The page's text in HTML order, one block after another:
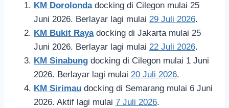
KM Dorolondadocking di Cilegon mulai 25
Juni 2026. Berlayar lagi mulai 29 Juli 2026.
KM Bukit Rayadocking di Jakarta mulai 25
Juni 2026. Berlayar lagi mulai 22 Juli 2026.
KM Sinabung docking di Cilegon mulai 1 Juni
2026. Berlayar lagi mulai 20 Juli 2026.
KM Sirimau docking di Semarang mulai 6 Juni
2026. Aktif lagi mulai 7 Juli 2026.